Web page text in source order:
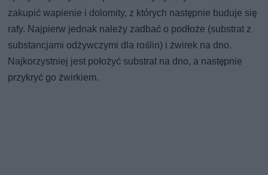
zakupić wapienie i dolomity, z których następnie buduje się
rafy. Najpierw jednak należy zadbać o podłoże (substrat z
substancjami odżywczymi dla roślin) i żwirek na dno.
Najkorzystniej jest położyć substrat na dno, a następnie
przykryć go żwirkiem.